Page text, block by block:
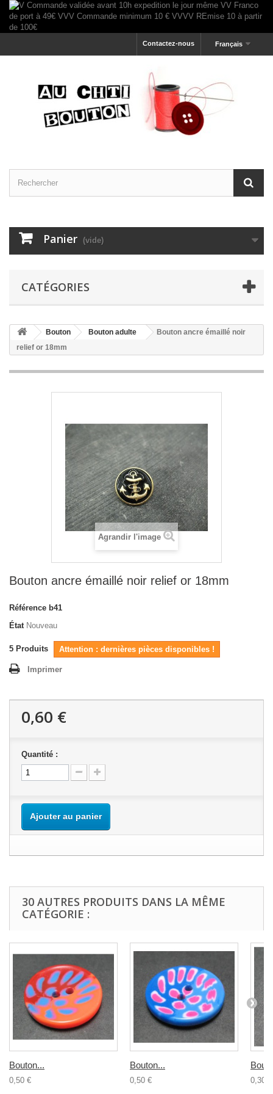
Français
Contactez-nous
Panier (vide)
CATÉGORIES
Bouton Bouton adulte
Bouton ancre émaillé noir
relief or 18mm
Agrandir l'image
Bouton ancre émaillé noir relief or 18mm
Référence b41
État Nouveau
5 Produits Attention : dernières pièces disponibles !
Imprimer
0,60 €
Quantité :
Ajouter au panier
30 AUTRES PRODUITS DANS LA MÊME
CATÉGORIE :
Bouton...
0,50 €
Bouton...
0,50 € 0,30 €